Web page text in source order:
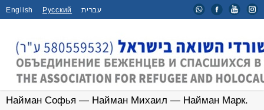
English Русский עברית
Главная / Мероприятия /
Найман Софья — Найман Михаил — Найман Марк.